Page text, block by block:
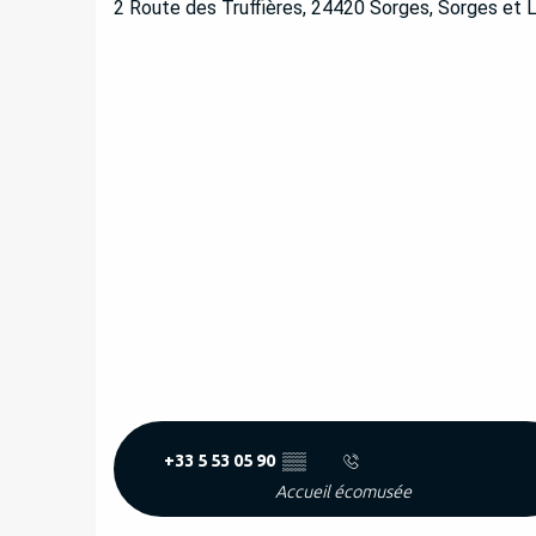
2 Route des Truffières, 24420 Sorges, Sorges et
+33 5 53 05 90 ▒▒
Accueil écomusée